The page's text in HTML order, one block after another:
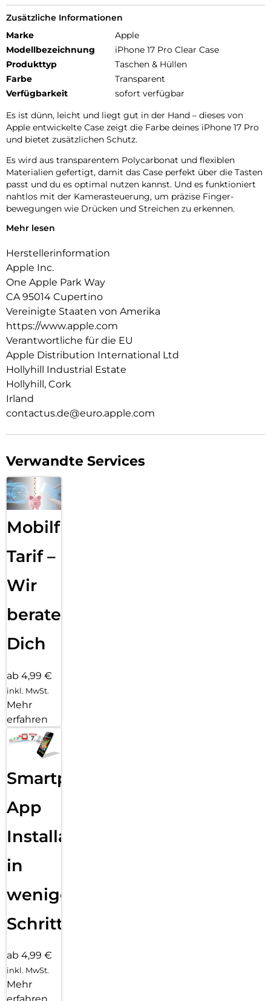
Zusätzliche Informationen
Marke
Apple
Modellbezeichnung
iPhone 17 Pro Clear Case
Produkttyp
Taschen & Hüllen
Farbe
Transparent
Verfügbarkeit
sofort verfügbar
Es ist dünn, leicht und liegt gut in der Hand – dieses von
Apple entwickelte Case zeigt die Farbe deines iPhone 17 Pro
und bietet zusätzlichen Schutz.
Es wird aus transparentem Polycarbonat und flexiblen
Materialien gefertigt, damit das Case perfekt über die Tasten
passt und du es optimal nutzen kannst. Und es funktioniert
nahtlos mit der Kamera­steuerung, um präzise Finger­
bewegungen wie Drücken und Streichen zu erkennen.
Innen‑ und Außenseite sind mit einer kratzfesten
Beschichtungen wurden optimiert, um zu verhindern, dass
das Case mit der Zeit vergilbt.
Mit integrierten Magneten, die sich perfekt am iPhone 17 Pro
ausrichten, hält das Case ganz einfach und sorgt für
schnelleres kabelloses Laden. Lass dein iPhone beim Laden
einfach im Case und docke dein MagSafe Ladegerät an. Oder
leg es auf dein Qi2.2- oder Qi zertifiziertes Ladegerät.
Wie jedes von Apple entwickelte Case durchläuft es im Laufe
des Design‑ und Fertigungs­prozesses Tausende von
Teststunden. Deshalb sieht es nicht nur großartig aus,
sondern schützt dein iPhone auch vor Kratzern und bei
Stürzen.
Mehr lesen
Herstellerinformation
Apple Inc.
One Apple Park Way
CA 95014 Cupertino
Vereinigte Staaten von Amerika
https://www.apple.com
Verantwortliche für die EU
Apple Distribution International Ltd
Hollyhill Industrial Estate
Hollyhill, Cork
Irland
contactus.de@euro.apple.com
Verwandte Services
Mobilfunk
Tarif –
Wir
beraten
Dich
ab 4,99 €
inkl. MwSt.
Mehr
erfahren
Smartphone
App
Installation
in
wenigen
Schritten
ab 4,99 €
inkl. MwSt.
Mehr